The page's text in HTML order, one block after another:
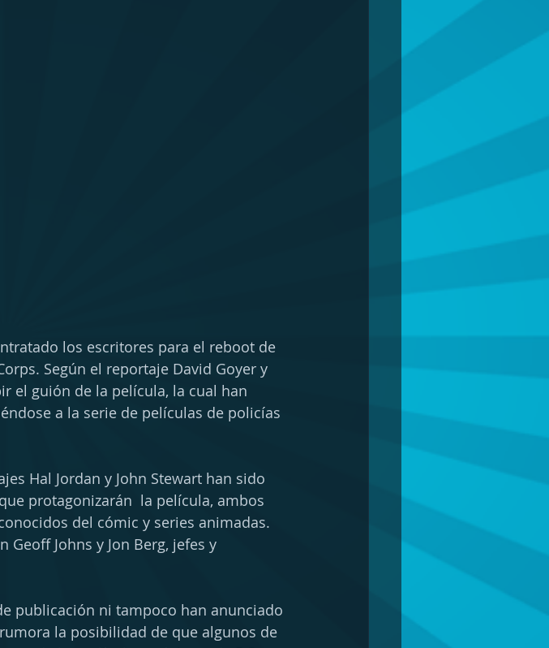
los escritores para el reboot de
Según el reportaje David Goyer y
el guión de la película, la cual han
a la serie de películas de policías
Hal Jordan y John Stewart han sido
protagonizarán  la película, ambos
del cómic y series animadas.
Johns y Jon Berg, jefes y
publicación ni tampoco han anunciado
la posibilidad de que algunos de